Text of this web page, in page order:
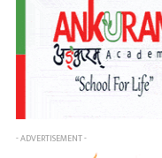
- ADVERTISEMENT -